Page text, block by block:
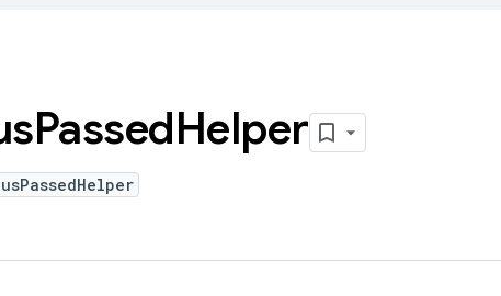
PassedHelper